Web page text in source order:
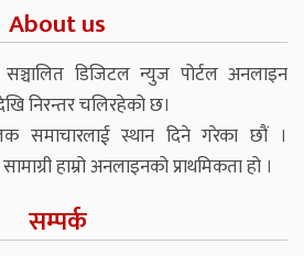
About us
सञ्चालित डिजिटल न्युज पोर्टल अनलाइन
निरन्तर चलिरहेको छ।
समाचारलाई स्थान दिने गरेका छौं ।
हाम्रो अनलाइनको प्राथमिकता हो ।
सम्पर्क